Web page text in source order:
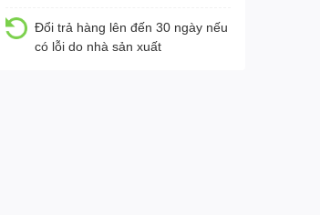
Đổi trả hàng lên đến 30 ngày nếu
có lỗi do nhà sản xuất